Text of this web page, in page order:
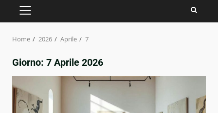
PRIMARY
MENU
Home 2026 Aprile 7
Giorno: 7 Aprile 2026